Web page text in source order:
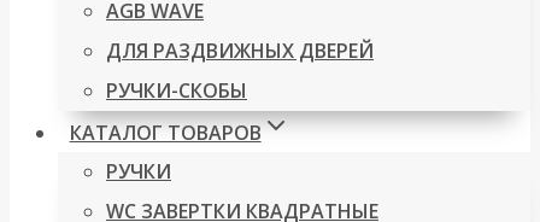
AGB WAVE
ДЛЯ РАЗДВИЖНЫХ ДВЕРЕЙ
РУЧКИ-СКОБЫ
КАТАЛОГ ТОВАРОВ
РУЧКИ
WC ЗАВЕРТКИ КВАДРАТНЫЕ